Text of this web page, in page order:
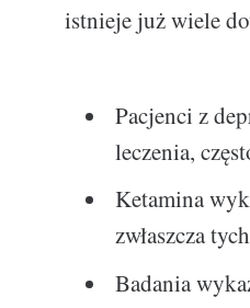
istnieje już wiele
Pacjenci z
leczenia,
Ketamina
zwłaszcza
Badania